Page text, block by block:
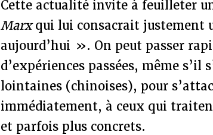
Cette actualité invite à feuilleter
Marxqui lui consacrait
aujourd’hui ». On peut passer
d’expériences passées, même
lointaines (chinoises), pour
immédiatement, à ceux qui
et parfois plus concrets.